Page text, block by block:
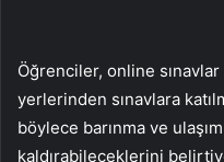
Öğrenciler, online
yerlerinden sınavlara
böylece barınma ve
kaldırabileceklerini